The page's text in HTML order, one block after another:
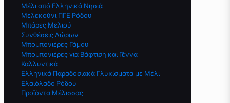
Μέλι από Ελληνικά Νησιά
Μελεκούνι ΠΓΕ Ρόδου
Μπάρες Μελιού
Συνθέσεις Δώρων
Μπομπονιέρες Γάμου
Μπομπονιέρες για Βάφτιση και Γέννα
Καλλυντικά
Ελληνικά Παραδοσιακά Γλυκίσματα με Μέλι
Ελαιόλαδο Ρόδου
Προϊόντα Μέλισσας